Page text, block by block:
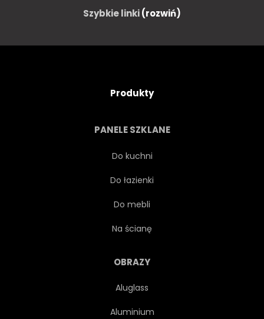
SAFARI BROSMY
PORTRET BIAŁY TŁO
ROŚLINOŻERCA
ZAGROŻONE
Szybkie linki(rozwiń)
Produkty
PANELE SZKLANE
Do kuchni
Do łazienki
Do mebli
Na ścianę
OBRAZY
Aluglass
Aluminium